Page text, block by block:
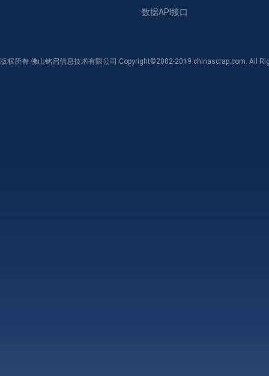
数据API接口
版权所有 佛山铭启信息技术有限公司 Copyright©2002-2019 chinascrap.com. All